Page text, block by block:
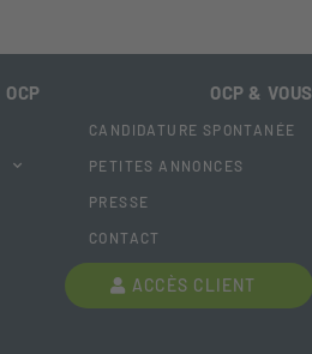
OCP OCP & VOUS
CANDIDATURE SPONTANÉE
PETITES ANNONCES
PRESSE
CONTACT
ACCÈS CLIENT